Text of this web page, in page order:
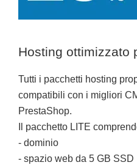
Hosting ottimizzato
Tutti i pacchetti hosting
compatibili con i migliori
PrestaShop.
Il pacchetto LITE
- dominio
- spazio web da 5 GB SSD